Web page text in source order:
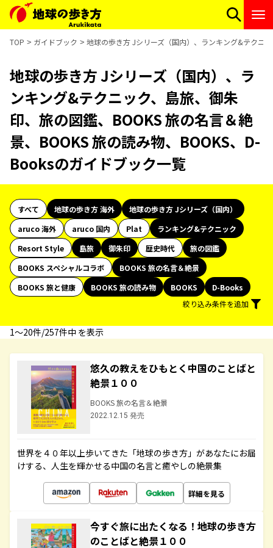
TOP ガイドブック 地球の歩き方 Jシリーズ（国内）、ランキング&テクニ
地球の歩き方 Jシリーズ（国内）、ラ
ンキング&テクニック、島旅、御朱
印、旅の図鑑、BOOKS 旅の名言＆絶
景、BOOKS 旅の読み物、BOOKS、D-
Booksのガイドブック一覧
すべて 地球の歩き方 海外
地球の歩き方 Jシリーズ（国内）
aruco 海外
aruco 国内 Plat
ランキング&テクニック
Resort Style
島旅 御朱印 歴史時代
旅の図鑑
BOOKS スペシャルコラボ
BOOKS 旅の名言＆絶景
BOOKS 旅と健康
BOOKS 旅の読み物 BOOKS
D-Books
絞り込み条件を追加
1〜20件/257件中 を表示
悠久の教えをひもとく中国のことばと
絶景１００
BOOKS 旅の名言＆絶景
2022.12.15 発売
世界を４０年以上歩いてきた「地球の歩き方」があなたにお届
けする、人生を輝かせる中国の名言と癒やしの絶景集
詳細を見る
今すぐ旅に出たくなる！地球の歩き方
のことばと絶景１００